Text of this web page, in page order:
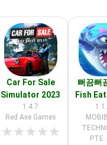
Car For Sale
Simulator 2023
1.4.7
Red Axe Games
★★★★★
뻐끔뻐
Fish
PTE.